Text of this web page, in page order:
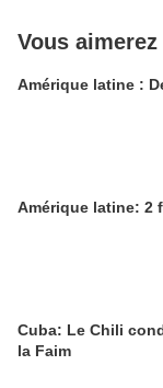
Vous
Amérique latine :
Amérique latine: 2
Cuba: Le Chili
la Faim